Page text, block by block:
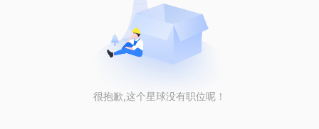
很抱歉,这个星球没有职位呢！